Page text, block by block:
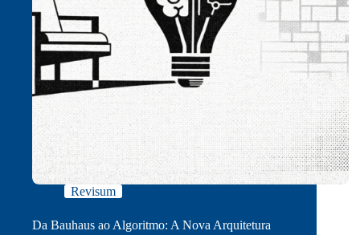
Revisum
Da Bauhaus ao Algoritmo: A Nova Arquitetura